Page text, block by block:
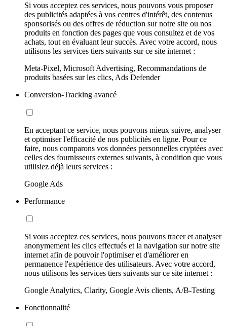
Si vous acceptez ces services, nous pouvons vous proposer
des publicités adaptées à vos centres d'intérêt, des contenus
sponsorisés ou des offres de réduction sur notre site ou nos
produits en fonction des pages que vous consultez et de vos
achats, tout en évaluant leur succès. Avec votre accord, nous
utilisons les services tiers suivants sur ce site internet :
Meta-Pixel, Microsoft Advertising, Recommandations de
produits basées sur les clics, Ads Defender
Conversion-Tracking avancé
En acceptant ce service, nous pouvons mieux suivre, analyser
et optimiser l'efficacité de nos publicités en ligne. Pour ce
faire, nous comparons vos données personnelles cryptées avec
celles des fournisseurs externes suivants, à condition que vous
utilisiez déjà leurs services :
Google Ads
Performance
Si vous acceptez ces services, nous pouvons tracer et analyser
anonymement les clics effectués et la navigation sur notre site
internet afin de pouvoir l'optimiser et d'améliorer en
permanence l'expérience des utilisateurs. Avec votre accord,
nous utilisons les services tiers suivants sur ce site internet :
Google Analytics, Clarity, Google Avis clients, A/B-Testing
Fonctionnalité